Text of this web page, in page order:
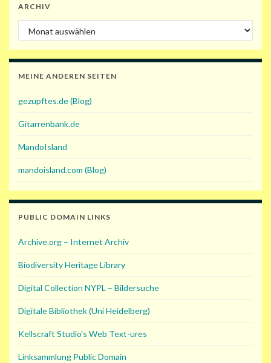
ARCHIV
Archiv
MEINE ANDEREN SEITEN
gezupftes.de (Blog)
Gitarrenbank.de
MandoIsland
mandoisland.com (Blog)
PUBLIC DOMAIN LINKS
Archive.org – Internet Archiv
Biodiversity Heritage Library
Digital Collection NYPL – Bildersuche
Digitale Bibliothek (Uni Heidelberg)
Kellscraft Studio's Web Text-ures
Linksammlung Public Domain